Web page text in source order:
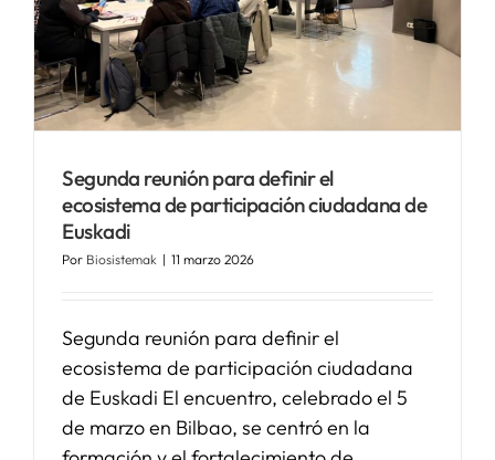
Segunda reunión para definir el
ecosistema de participación ciudadana de
Euskadi
Por Biosistemak | 11 marzo 2026
Segunda reunión para definir el
ecosistema de participación ciudadana
de Euskadi El encuentro, celebrado el 5
de marzo en Bilbao, se centró en la